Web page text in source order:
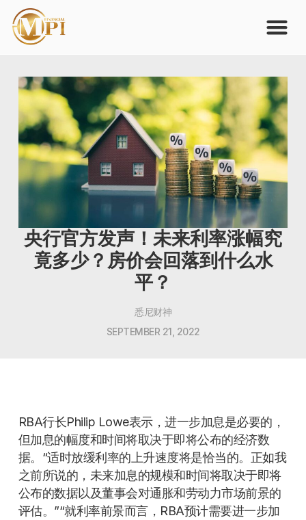
央行官方发声！未来利率涨幅究
竟多少？房价会回落到什么水
平？
悉尼财神
SEPTEMBER 21, 2022
RBA行长Philip Lowe表示，进一步加息是必要的，
但加息的幅度和时间将取决于即将公布的经济数
据。“适时放缓利率的上升速度将是恰当的。正如我
之前所说的，未来加息的规模和时间将取决于即将
公布的数据以及董事会对通胀和劳动力市场前景的
评估。”“就利率前景而言，RBA预计需要进一步加